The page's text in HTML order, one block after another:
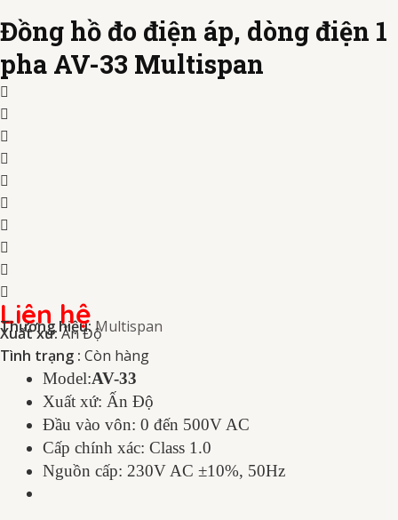
Đồng hồ đo điện áp, dòng điện 1
pha AV-33 Multispan
Liên hệ
Thương hiệu:Multispan
Xuất xứ:Ấn Độ
Tình trạng : Còn hàng
Model:AV-33
Xuất xứ: Ấn Độ
Đầu vào vôn: 0 đến 500V AC
Cấp chính xác: Class 1.0
Nguồn cấp: 230V AC ±10%, 50Hz